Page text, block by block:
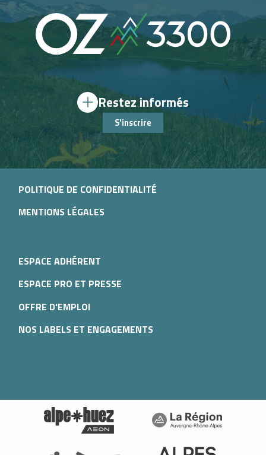
Restez informés
S'inscrire
POLITIQUE DE CONFIDENTIALITÉ
MENTIONS LÉGALES
ESPACE ADHÉRENT
ESPACE PRO ET PRESSE
OFFRE D'EMPLOI
NOS LABELS ET ENGAGEMENTS